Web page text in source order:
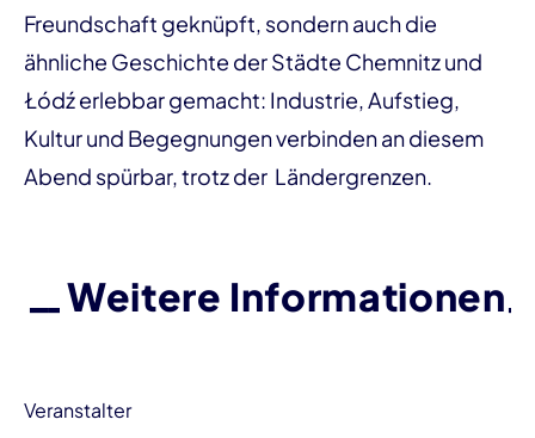
Freundschaft geknüpft, sondern auch die
ähnliche Geschichte der Städte Chemnitz und
Łódź erlebbar gemacht: Industrie, Aufstieg,
Kultur und Begegnungen verbinden an diesem
Abend spürbar, trotz der Ländergrenzen.
Weitere Informationen
Veranstalter